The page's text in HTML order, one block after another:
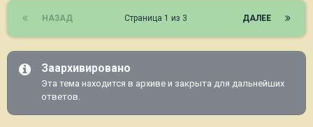
НАЗАД ДАЛЕЕ
Страница 1 из 3
Заархивировано
Эта тема находится в архиве и закрыта для дальнейших
ответов.